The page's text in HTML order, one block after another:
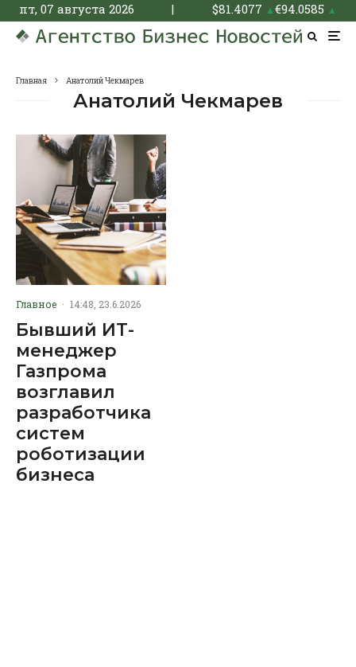
пт, 07 августа 2026 | $81.4077 ▲€94.0585 ▲
Главная Анатолий Чекмарев
Анатолий Чекмарев
Главное · 14:48, 23.6.2026
Бывший ИТ-
менеджер
Газпрома
возглавил
разработчика
систем
роботизации
бизнеса